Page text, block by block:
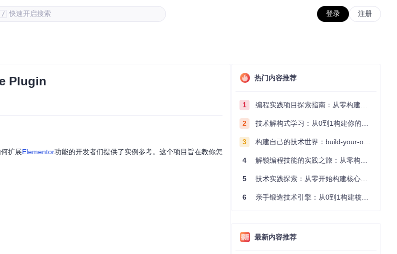
/ 快速开启搜索 登录 注册
Plugin
扩展Elementor功能的开发者们提供了实例参考。这个项目旨在教你怎
热门内容推荐
1 编程实践项目探索指南：从零构建技术能力体系
2 技术解构式学习：从0到1构建你的编程知识体系
3 构建自己的技术世界：build-your-own-x项目的实践探索指南
4 解锁编程技能的实践之旅：从零构建你的技术世界
5 技术实践探索：从零开始构建核心系统的实践指南
6 亲手锻造技术引擎：从0到1构建核心系统的实践指南
最新内容推荐